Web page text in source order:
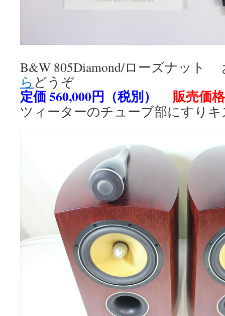
B&W 805Diamond/ローズナット
ら どうぞ
定価 560,000円（税別） 販売価
ツィーターのチューブ部にすり